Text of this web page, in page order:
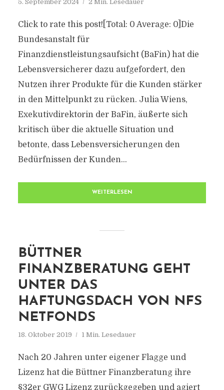
5. September 2024 2 Min. Lesedauer
Click to rate this post![Total: 0 Average: 0]Die
Bundesanstalt für
Finanzdienstleistungsaufsicht (BaFin) hat die
Lebensversicherer dazu aufgefordert, den
Nutzen ihrer Produkte für die Kunden stärker
in den Mittelpunkt zu rücken. Julia Wiens,
Exekutivdirektorin der BaFin, äußerte sich
kritisch über die aktuelle Situation und
betonte, dass Lebensversicherungen den
Bedürfnissen der Kunden...
WEITERLESEN
BÜTTNER
FINANZBERATUNG GEHT
UNTER DAS
HAFTUNGSDACH VON NFS
NETFONDS
18. Oktober 2019 1 Min. Lesedauer
Nach 20 Jahren unter eigener Flagge und
Lizenz hat die Büttner Finanzberatung ihre
§32er GWG Lizenz zurückgegeben und agiert